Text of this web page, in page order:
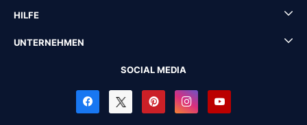
HILFE
UNTERNEHMEN
SOCIAL MEDIA